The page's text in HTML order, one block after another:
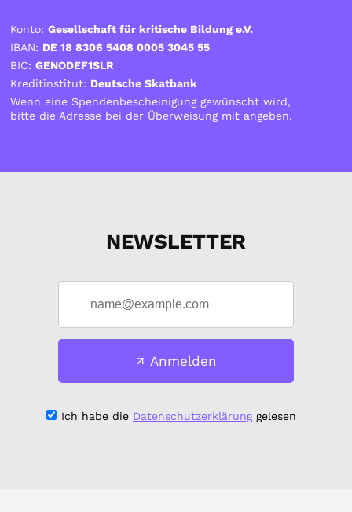
Konto:Gesellschaft für kritische Bildung e.V.
IBAN: DE 18 8306 5408 0005 3045 55
BIC:GENODEF1SLR
Kreditinstitut: Deutsche Skatbank
Wenn eine Spendenbescheinigung gewünscht wird,
bitte die Adresse bei der Überweisung mit angeben.
NEWSLETTER
Anmelden
Ich habe die Datenschutzerklärunggelesen